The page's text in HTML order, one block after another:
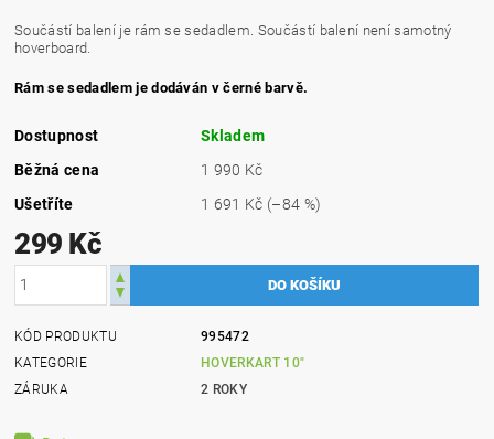
Součástí balení je rám se sedadlem. Součástí balení není samotný
hoverboard.
Rám se sedadlem je dodáván v černé barvě.
Dostupnost
Skladem
Běžná cena
1 990 Kč
Ušetříte
1 691 Kč (–84 %)
299 Kč
KÓD PRODUKTU
995472
KATEGORIE
HOVERKART 10"
ZÁRUKA
2 ROKY